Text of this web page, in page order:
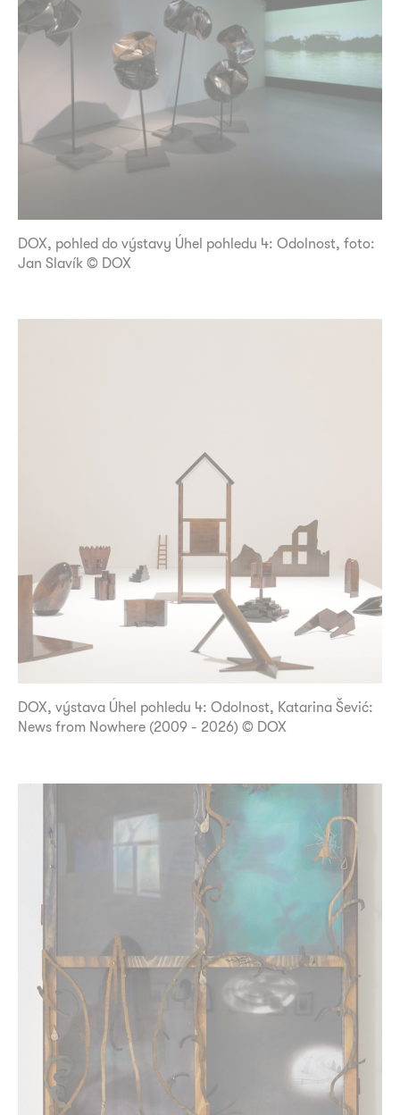
DOX, pohled do výstavy Úhel pohledu 4: Odolnost, foto:
Jan Slavík © DOX
DOX, výstava Úhel pohledu 4: Odolnost, Katarina Šević:
News from Nowhere (2009 - 2026) © DOX